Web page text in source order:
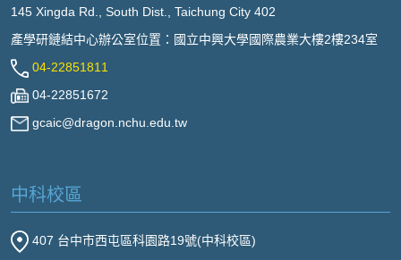
145 Xingda Rd., South Dist., Taichung City 402
產學研鏈結中心辦公室位置：國立中興大學國際農業大樓2樓234室
04-22851811
04-22851672
gcaic@dragon.nchu.edu.tw
中科校區
407 台中市西屯區科園路19號(中科校區)